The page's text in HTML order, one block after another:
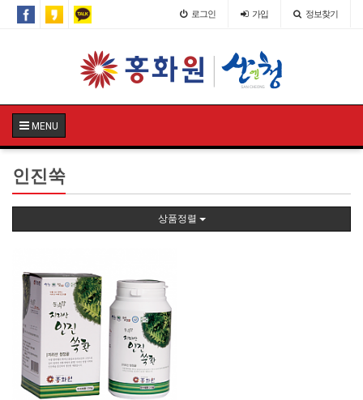
로그인 가입 정보찾기
MENU
인진쑥
상품정렬